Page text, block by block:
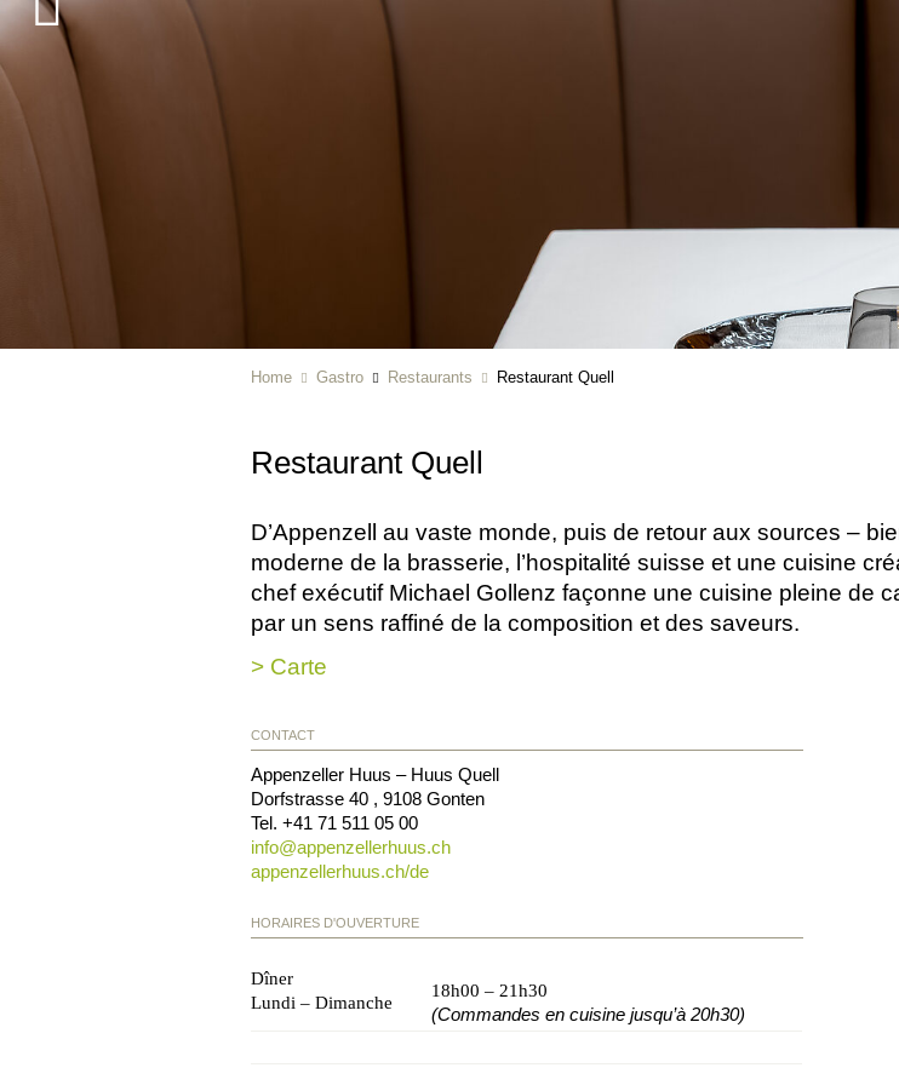
Home Gastro Restaurants Restaurant Quell
Restaurant Quell
D’Appenzell au vaste monde, puis de retour aux sources –
moderne de la brasserie, l’hospitalité suisse et une cuisine
chef exécutif Michael Gollenz façonne une cuisine pleine de
par un sens raffiné de la composition et des saveurs.
> Carte
CONTACT
Appenzeller Huus – Huus Quell
Dorfstrasse 40 , 9108 Gonten
Tel. +41 71 511 05 00
info@appenzellerhuus.ch
appenzellerhuus.ch/de
HORAIRES D'OUVERTURE
Dîner
Lundi – Dimanche
18h00 – 21h30
(Commandes en cuisine jusqu’à 20h30)